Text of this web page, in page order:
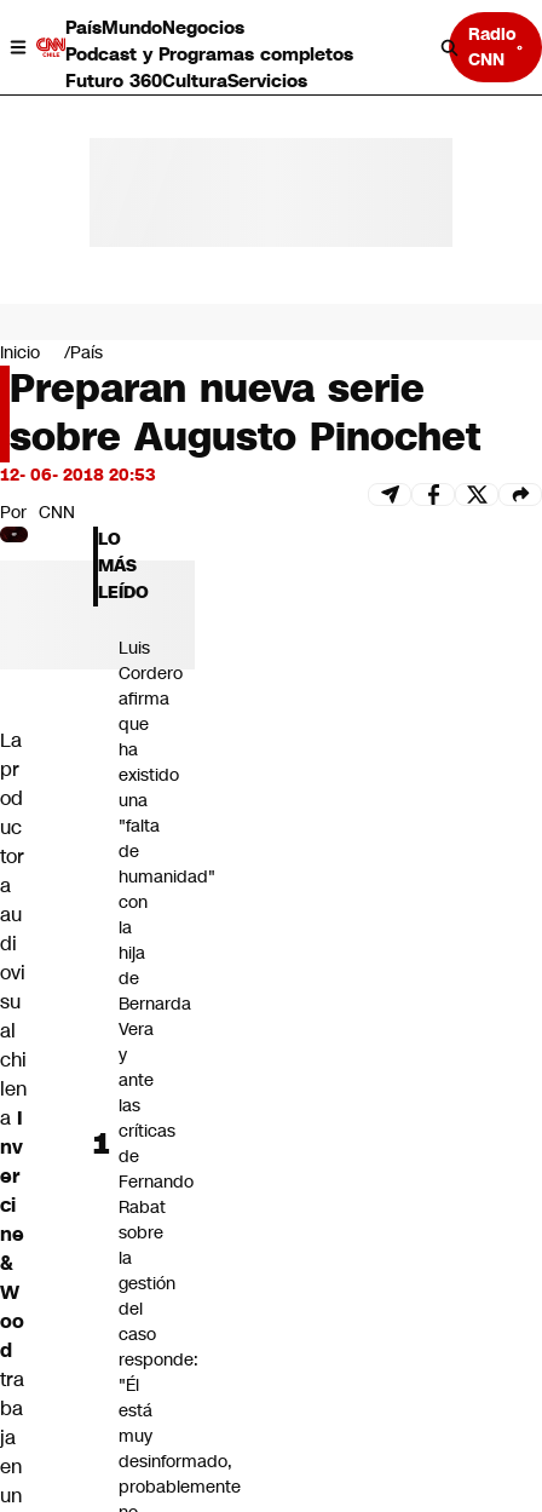
PaísMundoNegocios
Podcast y Programas completos
Futuro 360CulturaServicios
Radio
CNN
Negocios
Deportes
Programas completos
Cultura
Servicios
Bits
CNN Data
CNN tiempo
Futuro 360
Inicio País
Preparan nueva serie
sobre Augusto Pinochet
12- 06- 2018 20:53
Por CNN
La
pr
od
uc
tor
a
au
di
ovi
su
al
chi
len
a I
nv
er
ci
ne
&
W
oo
d
tra
ba
ja
en
un
LO
MÁS
LEÍDO
Luis
Cordero
afirma
que
ha
existido
una
"falta
de
humanidad"
con
la
hija
de
Bernarda
Vera
y
ante
las
críticas
de
Fernando
Rabat
sobre
la
gestión
del
caso
responde:
"Él
está
muy
desinformado,
probablemente